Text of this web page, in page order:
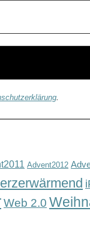
.
Advent2012
Web 2.0